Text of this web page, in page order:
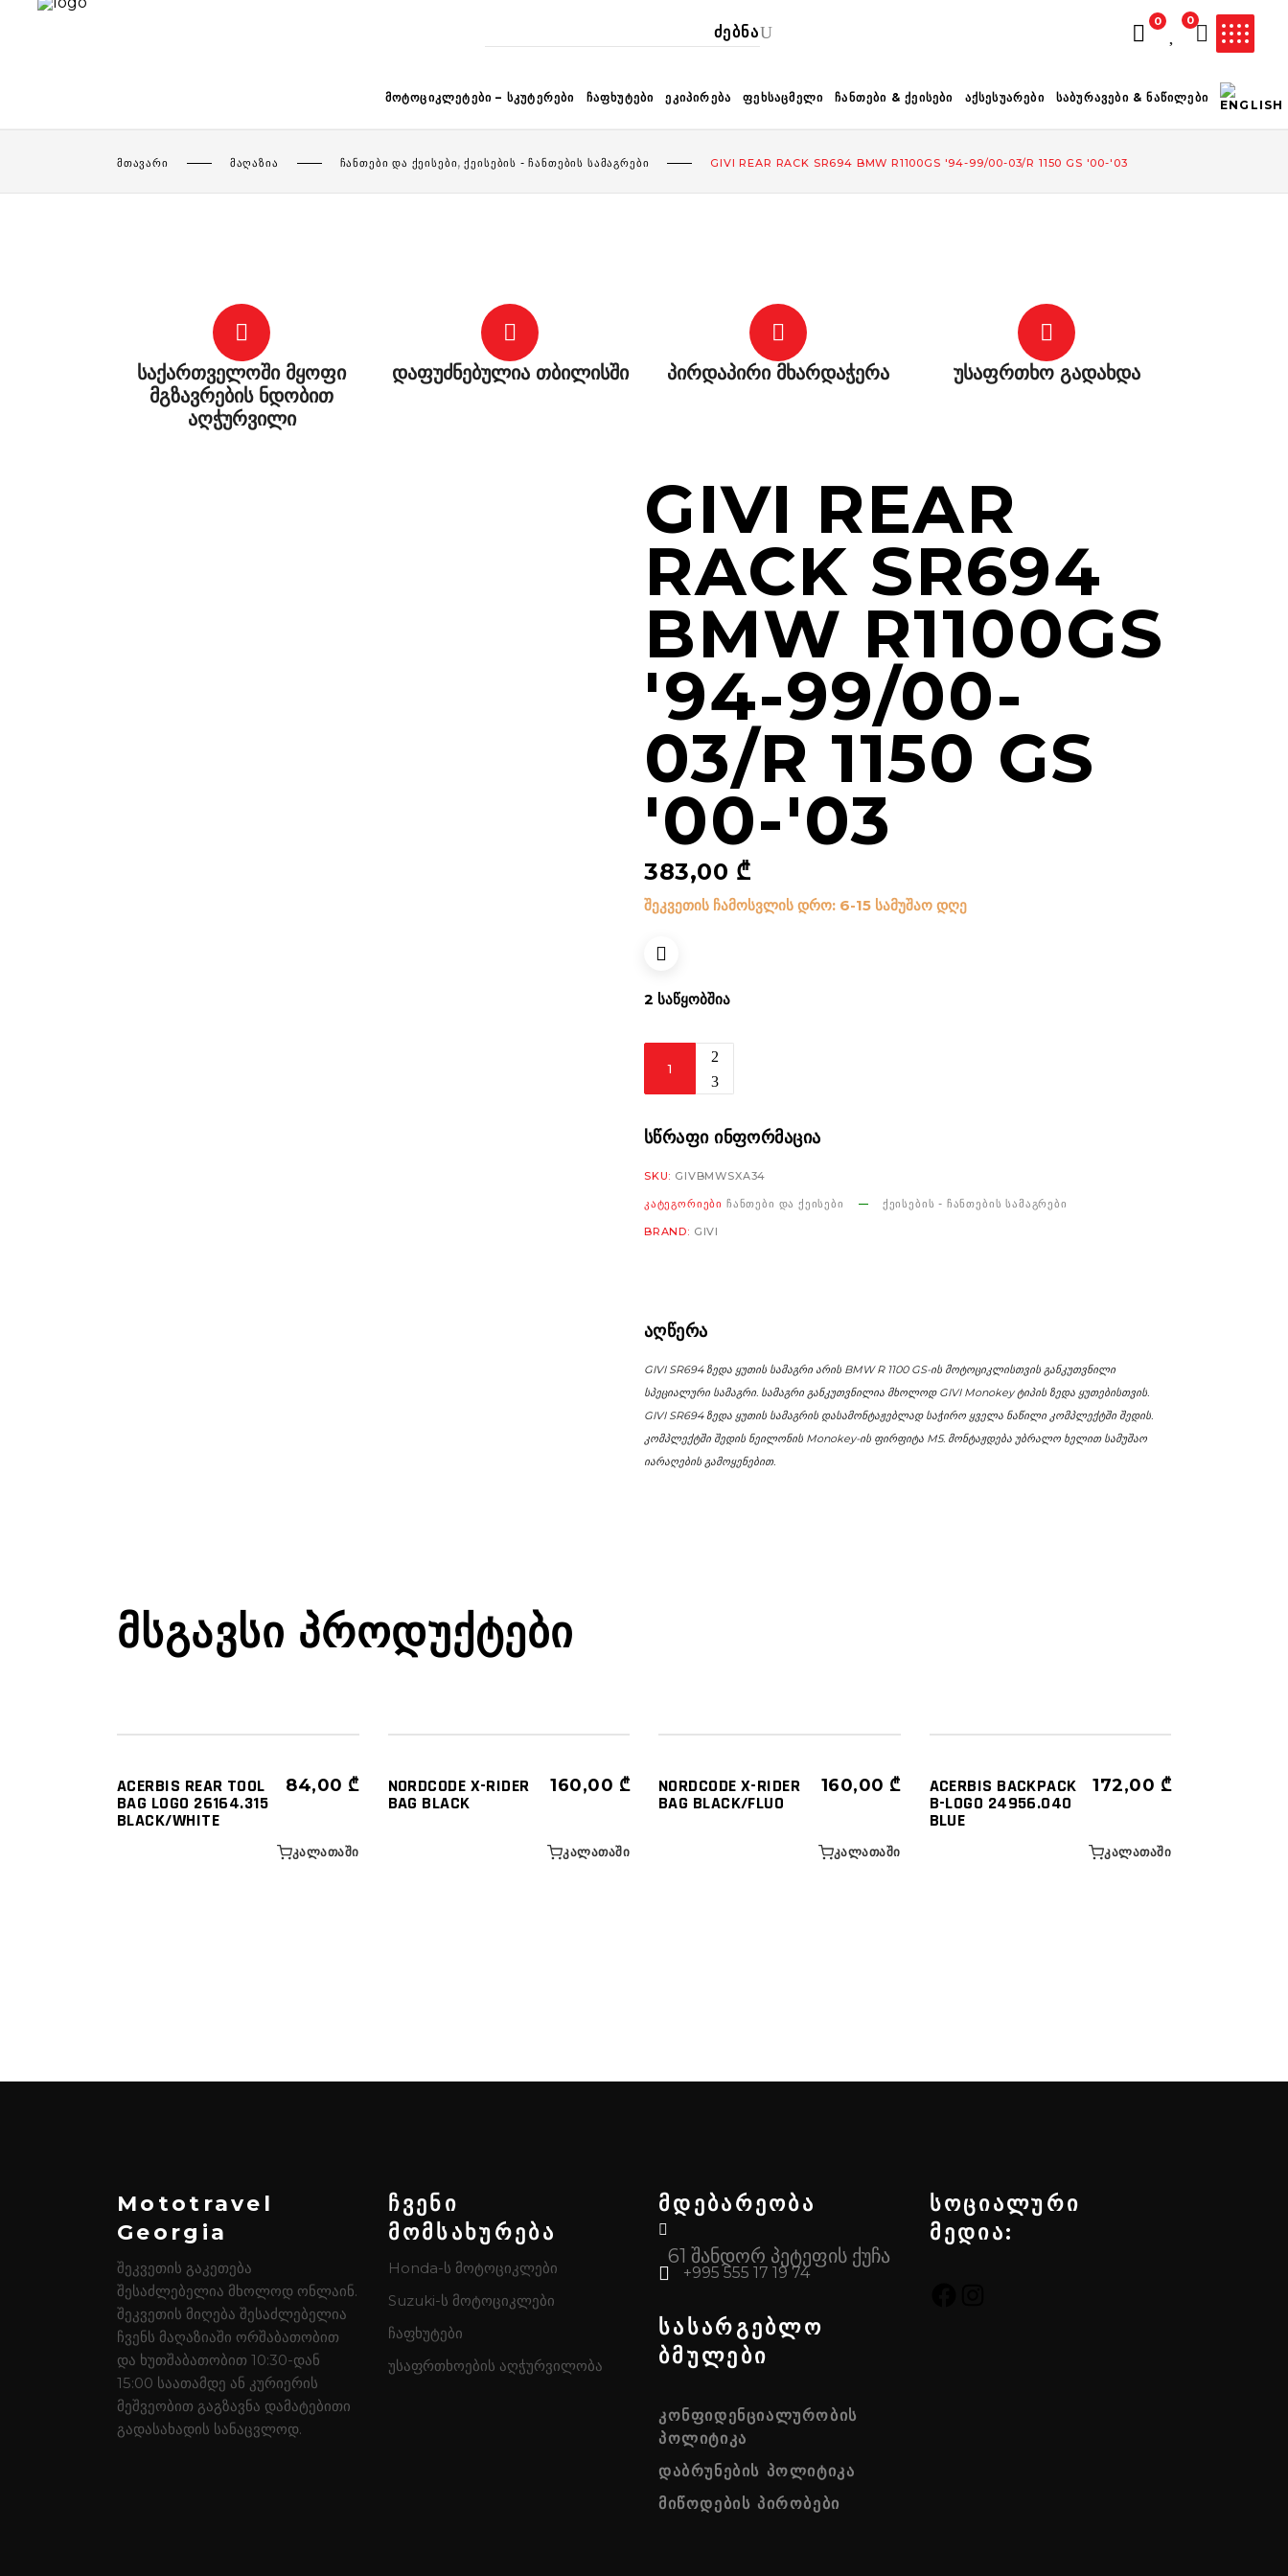
0 0
ᲛᲝᲢᲝᲪᲘᲙᲚᲔᲢᲔᲑᲘ – ᲡᲙᲣᲢᲔᲠᲔᲑᲘ ᲩᲐᲤᲮᲣᲢᲔᲑᲘ ᲔᲙᲘᲞᲘᲠᲔᲑᲐ ᲤᲔᲮᲡᲐᲪᲛᲔᲚᲘ ᲩᲐᲜᲗᲔᲑᲘ & ᲥᲔᲘᲡᲔᲑᲘ ᲐᲥᲡᲔᲡᲣᲐᲠᲔᲑᲘ ᲡᲐᲑᲣᲠᲐᲕᲔᲑᲘ & ᲜᲐᲬᲘᲚᲔᲑᲘ
ᲛᲗᲐᲕᲐᲠᲘ ᲛᲐᲦᲐᲖᲘᲐ ᲩᲐᲜᲗᲔᲑᲘ ᲓᲐ ᲥᲔᲘᲡᲔᲑᲘ,ᲥᲔᲘᲡᲔᲑᲘᲡ - ᲩᲐᲜᲗᲔᲑᲘᲡ ᲡᲐᲛᲐᲒᲠᲔᲑᲘ GIVI REAR RACK SR694 BMW R1100GS '94-99/00-03/R 1150 GS '00-'03
საქართველოში მყოფი
მგზავრების ნდობით
აღჭურვილი
დაფუძნებულია თბილისში პირდაპირი მხარდაჭერა უსაფრთხო გადახდა
GIVI REAR
RACK SR694
BMW R1100GS
'94-99/00-
03/R 1150 GS
'00-'03
383,00 ₾
შეკვეთის ჩამოსვლის დრო: 6-15 სამუშაო დღე
2 ᲡᲐᲬᲧᲝᲑᲨᲘᲐ
SR694
R1100GS
'94-
99/00-
'00-
'03
რაოდენობა
ᲡᲬᲠᲐᲤᲘ ᲘᲜᲤᲝᲠᲛᲐᲪᲘᲐ
SKU: GIVBMWSXA34
ᲙᲐᲢᲔᲒᲝᲠᲘᲔᲑᲘ ᲩᲐᲜᲗᲔᲑᲘ ᲓᲐ ᲥᲔᲘᲡᲔᲑᲘ ᲥᲔᲘᲡᲔᲑᲘᲡ - ᲩᲐᲜᲗᲔᲑᲘᲡ ᲡᲐᲛᲐᲒᲠᲔᲑᲘ
BRAND: GIVI
ᲐᲦᲬᲔᲠᲐ
GIVI SR694 ზედა ყუთის სამაგრი არის BMW R 1100 GS-ის მოტოციკლისთვის განკუთვნილი
სპეციალური სამაგრი. სამაგრი განკუთვნილია მხოლოდ GIVI Monokey ტიპის ზედა ყუთებისთვის.
GIVI SR694 ზედა ყუთის სამაგრის დასამონტაჟებლად საჭირო ყველა ნაწილი კომპლექტში შედის.
კომპლექტში შედის ნეილონის Monokey-ის ფირფიტა M5. მონტაჟდება უბრალო ხელით სამუშაო
იარაღების გამოყენებით.
ᲛᲡᲒᲐᲕᲡᲘ ᲞᲠᲝᲓᲣᲥᲢᲔᲑᲘ
ACERBIS REAR TOOL
BAG LOGO 26164.315
BLACK/WHITE
84,00 ₾
ᲙᲐᲚᲐᲗᲐᲨᲘ
NORDCODE X-RIDER
BAG BLACK
160,00 ₾
ᲙᲐᲚᲐᲗᲐᲨᲘ
NORDCODE X-RIDER
BAG BLACK/FLUO
160,00 ₾
ᲙᲐᲚᲐᲗᲐᲨᲘ
ACERBIS BACKPACK
B-LOGO 24956.040
BLUE
172,00 ₾
ᲙᲐᲚᲐᲗᲐᲨᲘ
Mototravel
Georgia
შეკვეთის გაკეთება
შესაძლებელია მხოლოდ ონლაინ.
შეკვეთის მიღება შესაძლებელია
ჩვენს მაღაზიაში ორშაბათობით
და ხუთშაბათობით 10:30-დან
15:00 საათამდე ან კურიერის
მეშვეობით გაგზავნა დამატებითი
გადასახადის სანაცვლოდ.
ჩვენი
მომსახურება
Honda-ს მოტოციკლები
Suzuki-ს მოტოციკლები
ჩაფხუტები
უსაფრთხოების აღჭურვილობა
მდებარეობა
61 შანდორ პეტეფის ქუჩა
+995 555 17 19 74
სასარგებლო
ბმულები
ᲙᲝᲜᲤᲘᲓᲔᲜᲪᲘᲐᲚᲣᲠᲝᲑᲘᲡ
ᲞᲝᲚᲘᲢᲘᲙᲐ
ᲓᲐᲑᲠᲣᲜᲔᲑᲘᲡ ᲞᲝᲚᲘᲢᲘᲙᲐ
ᲛᲘᲬᲝᲓᲔᲑᲘᲡ ᲞᲘᲠᲝᲑᲔᲑᲘ
სოციალური
მედია: